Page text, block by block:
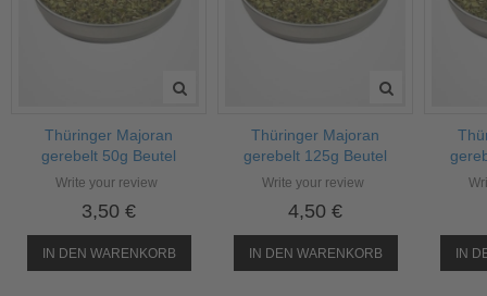
Thüringer Majoran
gerebelt 50g Beutel
Write your review
3,50 €
IN DEN WARENKORB
Thüringer Majoran
gerebelt 125g Beutel
Write your review
4,50 €
IN DEN WARENKORB IN